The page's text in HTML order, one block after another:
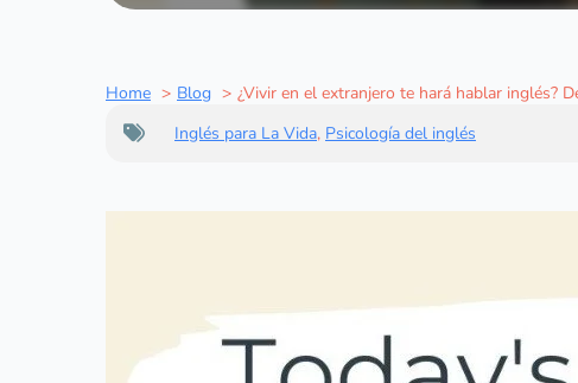
Home Blog
¿Vivir en el extranjero te hará hablar inglés?
Inglés para La Vida, Psicología del inglés